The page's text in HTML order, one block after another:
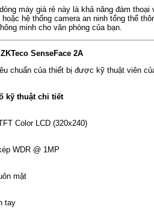
máy giá rẻ này là khả năng đàm thoại
hệ thống camera an ninh tổng thể
minh cho văn phòng của bạn.
SenseFace 2A
chuẩn của thiết bị được kỹ thuật viên
kỹ thuật chi tiết
Color LCD (320x240)
WDR @ 1MP
mặt
tay